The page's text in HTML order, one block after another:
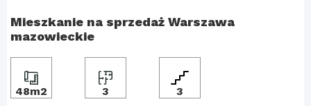
Mieszkanie na sprzedaż Warszawa
mazowieckie
48m2 3 3